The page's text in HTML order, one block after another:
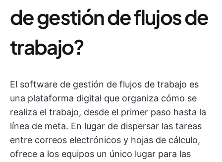
de gestión de flujos de
trabajo?
El software de gestión de flujos de trabajo es
una plataforma digital que organiza cómo se
realiza el trabajo, desde el primer paso hasta la
línea de meta. En lugar de dispersar las tareas
entre correos electrónicos y hojas de cálculo,
ofrece a los equipos un único lugar para las